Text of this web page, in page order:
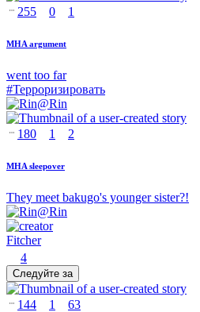
255 0 1
MHA argument
went too far
#Терроризировать
@Rin
180 1 2
MHA sleepover
They meet bakugo's younger sister?!
@Rin
Fitcher
4
Следуйте за
144 1 63